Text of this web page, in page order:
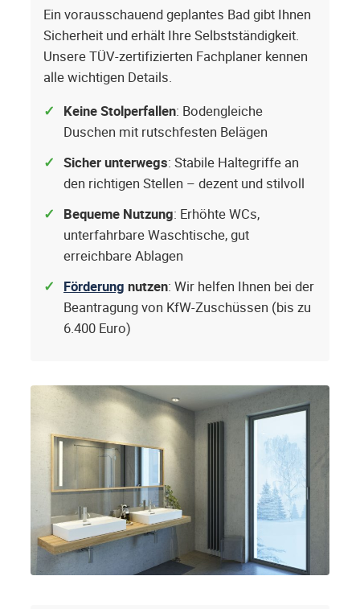
Ein vorausschauend geplantes Bad gibt Ihnen
Sicherheit und erhält Ihre Selbstständigkeit.
Unsere TÜV-zertifizierten Fachplaner kennen
alle wichtigen Details.
Keine Stolperfallen: Bodengleiche
Duschen mit rutschfesten Belägen
Sicher unterwegs: Stabile Haltegriffe an
den richtigen Stellen – dezent und stilvoll
Bequeme Nutzung: Erhöhte WCs,
unterfahrbare Waschtische, gut
erreichbare Ablagen
Förderung nutzen: Wir helfen Ihnen bei der
Beantragung von KfW-Zuschüssen (bis zu
6.400 Euro)